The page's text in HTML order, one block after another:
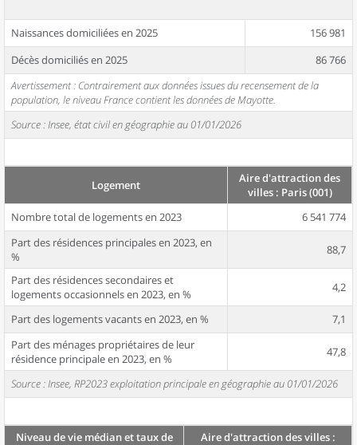
Naissances domiciliées en 2025
156 981
Décès domiciliés en 2025
86 766
Avertissement : Contrairement aux données issues du recensement de la
population, le niveau France contient les données de Mayotte.
Source : Insee, état civil en géographie au 01/01/2026
Logement
Aire d'attraction des
villes : Paris (001)
Nombre total de logements en 2023
6 541 774
Part des résidences principales en 2023, en
%
88,7
Part des résidences secondaires et
logements occasionnels en 2023, en %
4,2
Part des logements vacants en 2023, en %
7,1
Part des ménages propriétaires de leur
résidence principale en 2023, en %
47,8
Source : Insee, RP2023 exploitation principale en géographie au 01/01/2026
Niveau de vie médian et taux de
Aire d'attraction des villes :